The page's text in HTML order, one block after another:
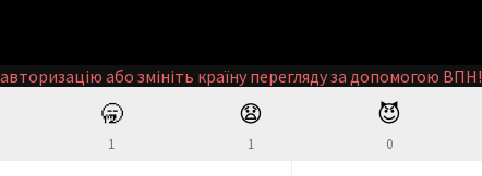
або змініть країну перегляду за допомогою ВПН!
🥱
1
😧
1
😈
0